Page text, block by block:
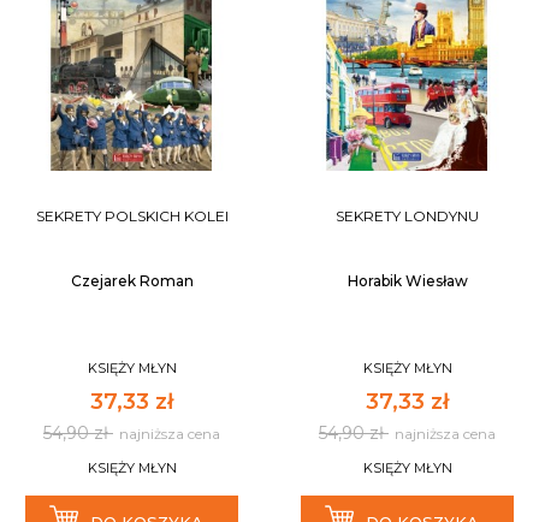
SEKRETY POLSKICH KOLEI
Czejarek Roman
KSIĘŻY MŁYN
37,33 zł
54,90 zł najniższa cena
KSIĘŻY MŁYN
SEKRETY LONDYNU
Horabik Wiesław
KSIĘŻY MŁYN
37,33 zł
54,90 zł najniższa cena
KSIĘŻY MŁYN